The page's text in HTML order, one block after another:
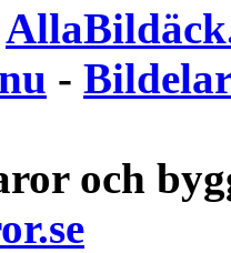
- Bildelar
och